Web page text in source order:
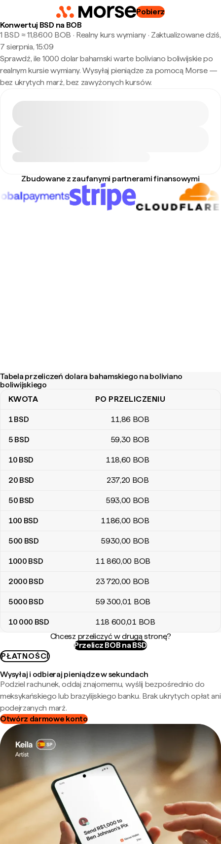
Pobierz
Konwertuj BSD na BOB
1 BSD ≈ 11,8600 BOB · Realny kurs wymiany· Zaktualizowane dziś,
7 sierpnia, 15:09
Sprawdź, ile 1000 dolar bahamski warte boliviano boliwijskie po
realnym kursie wymiany. Wysyłaj pieniądze za pomocą Morse —
bez ukrytych marż, bez zawyżonych kursów.
Zbudowane z zaufanymi partnerami finansowymi
Tabela przeliczeń dolara bahamskiego na boliviano
boliwijskiego
Tabela przeliczeń dolara bahamskiego na boliviano boliwijskiego
KWOTA PO PRZELICZENIU
1BSD 11,86 BOB
5 BSD 59,30 BOB
10 BSD 118,60 BOB
20 BSD 237,20 BOB
50 BSD 593,00 BOB
100 BSD 1186,00 BOB
500 BSD 5930,00 BOB
1000 BSD 11 860,00 BOB
2000 BSD 23 720,00 BOB
5000 BSD 59 300,01 BOB
10 000 BSD 118 600,01 BOB
Chcesz przeliczyć w drugą stronę?
Przelicz BOB na BSD
PŁATNOŚCI
Wysyłaj i odbieraj pieniądze w sekundach
Podziel rachunek, oddaj znajomemu, wyślij bezpośrednio do
meksykańskiego lub brazylijskiego banku. Brak ukrytych opłat ani
podejrzanych marż.
Otwórz darmowe konto